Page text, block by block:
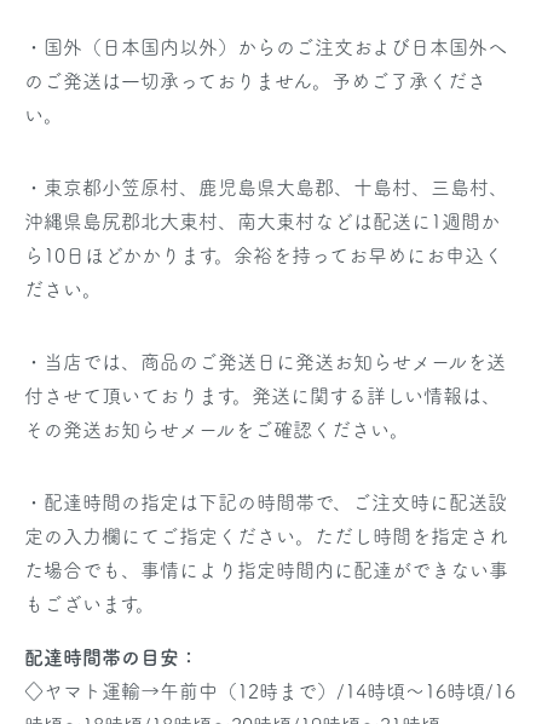
・国外（日本国内以外）からのご注文および日本国外へ
のご発送は一切承っておりません。予めご了承くださ
い。
・東京都小笠原村、鹿児島県大島郡、十島村、三島村、
沖縄県島尻郡北大東村、南大東村などは配送に1週間か
ら10日ほどかかります。余裕を持ってお早めにお申込く
ださい。
・当店では、商品のご発送日に発送お知らせメールを送
付させて頂いております。発送に関する詳しい情報は、
その発送お知らせメールをご確認ください。
・配達時間の指定は下記の時間帯で、ご注文時に配送設
定の入力欄にてご指定ください。ただし時間を指定され
た場合でも、事情により指定時間内に配達ができない事
もございます。
配達時間帯の目安：
◇ヤマト運輸→午前中（12時まで）/14時頃～16時頃/16